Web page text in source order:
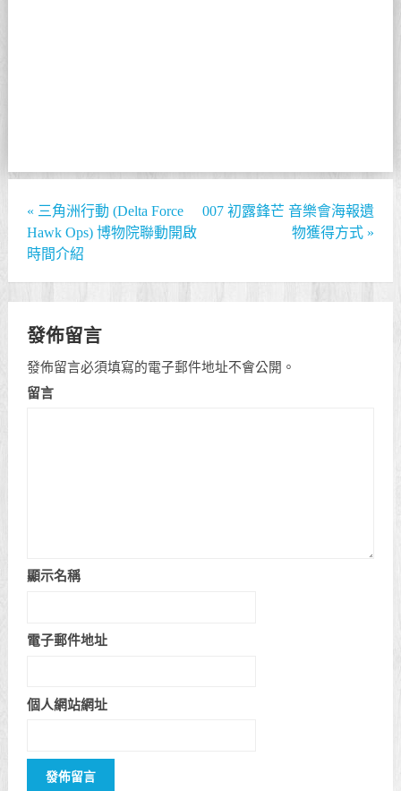
« 三角洲行動 (Delta Force
Hawk Ops) 博物院聯動開啟
時間介紹
007 初露鋒芒 音樂會海報遺
物獲得方式 »
發佈留言
發佈留言必須填寫的電子郵件地址不會公開。
留言
顯示名稱
電子郵件地址
個人網站網址